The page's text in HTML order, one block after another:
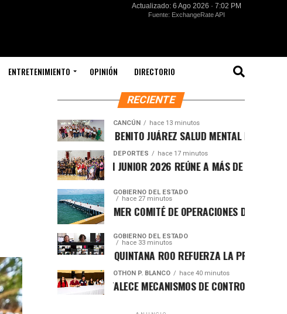
Actualizado: 6 Ago 2026 · 7:02 PM
Fuente: ExchangeRate API
ENTRETENIMIENTO OPINIÓN DIRECTORIO
RECIENTE
CANCÚN hace 13 minutos
PRIORIZA DIF BENITO JUÁREZ SALUD MENTAL DE PERSONAS
DEPORTES hace 17 minutos
COPA CANCÚN JUNIOR 2026 REÚNE A MÁS DE 160 EQUIPOS EN
GOBIERNO DEL ESTADO
hace 27 minutos
INSTALAN PRIMER COMITÉ DE OPERACIONES DEL MUELLE DE
GOBIERNO DEL ESTADO
hace 33 minutos
GOBIERNO DE QUINTANA ROO REFUERZA LA PREVENCIÓN DE LA
OTHON P. BLANCO hace 40 minutos
AGEPRO FORTALECE MECANISMOS DE CONTROL INTERNO Y